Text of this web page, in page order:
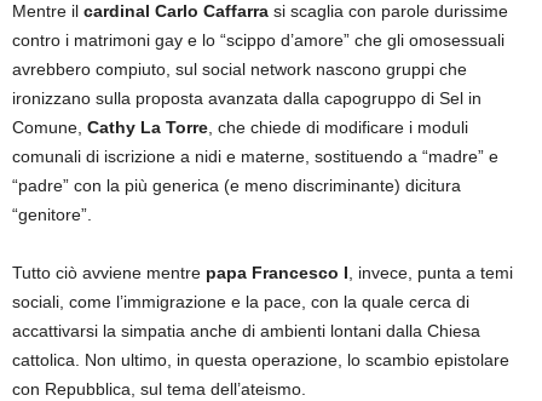
Mentre il cardinal Carlo Caffarra si scaglia con parole durissime
contro i matrimoni gay e lo “scippo d’amore” che gli omosessuali
avrebbero compiuto, sul social network nascono gruppi che
ironizzano sulla proposta avanzata dalla capogruppo di Sel in
Comune, Cathy La Torre , che chiede di modificare i moduli
comunali di iscrizione a nidi e materne, sostituendo a “madre” e
“padre” con la più generica (e meno discriminante) dicitura
“genitore”.
Tutto ciò avviene mentre papa Francesco I , invece, punta a temi
sociali, come l’immigrazione e la pace, con la quale cerca di
accattivarsi la simpatia anche di ambienti lontani dalla Chiesa
cattolica. Non ultimo, in questa operazione, lo scambio epistolare
con Repubblica, sul tema dell’ateismo.